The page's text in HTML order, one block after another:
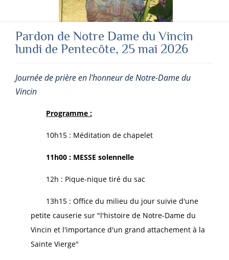
Pardon de Notre Dame du Vincin
lundi de Pentecôte, 25 mai 2026
Journée de prière en l'honneur de Notre-Dame du
Vincin
Programme :
10h15 : Méditation de chapelet
11h00 : MESSE solennelle
12h : Pique-nique tiré du sac
13h15 : Office du milieu du jour suivie d'une
petite causerie sur "l'histoire de Notre-Dame du
Vincin et l'importance d'un grand attachement à la
Sainte Vierge"